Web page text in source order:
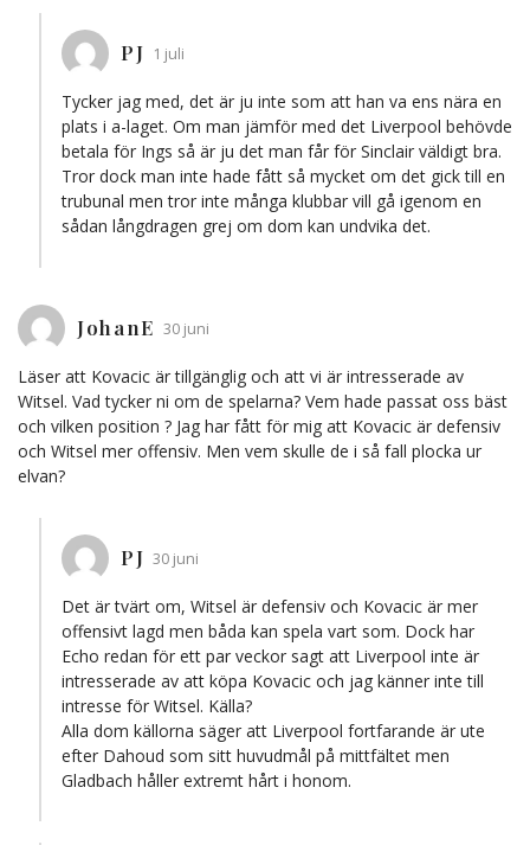
PJ 1 juli
Tycker jag med, det är ju inte som att han va ens nära en
plats i a-laget. Om man jämför med det Liverpool behövde
betala för Ings så är ju det man får för Sinclair väldigt bra.
Tror dock man inte hade fått så mycket om det gick till en
trubunal men tror inte många klubbar vill gå igenom en
sådan långdragen grej om dom kan undvika det.
JohanE 30 juni
Läser att Kovacic är tillgänglig och att vi är intresserade av
Witsel. Vad tycker ni om de spelarna? Vem hade passat oss bäst
och vilken position ? Jag har fått för mig att Kovacic är defensiv
och Witsel mer offensiv. Men vem skulle de i så fall plocka ur
elvan?
PJ 30 juni
Det är tvärt om, Witsel är defensiv och Kovacic är mer
offensivt lagd men båda kan spela vart som. Dock har
Echo redan för ett par veckor sagt att Liverpool inte är
intresserade av att köpa Kovacic och jag känner inte till
intresse för Witsel. Källa?
Alla dom källorna säger att Liverpool fortfarande är ute
efter Dahoud som sitt huvudmål på mittfältet men
Gladbach håller extremt hårt i honom.